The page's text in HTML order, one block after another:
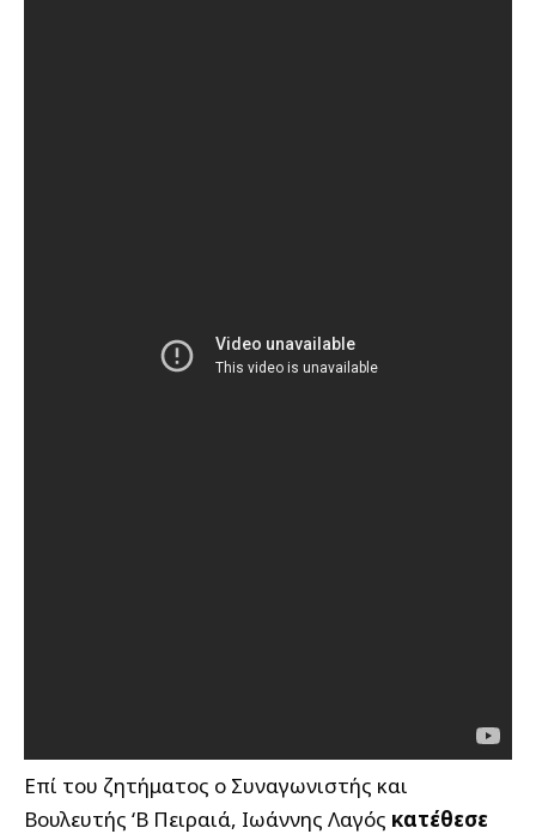
Επί του ζητήματος ο Συναγωνιστής και
Βουλευτής ‘Β Πειραιά, Ιωάννης Λαγός κατέθεσε